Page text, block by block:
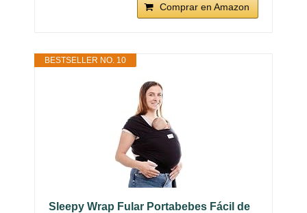
Comprar en Amazon
BESTSELLER NO. 10
Sleepy Wrap Fular Portabebes Fácil de